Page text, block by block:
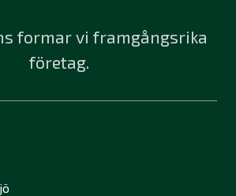
formar vi framgångsrika
företag.